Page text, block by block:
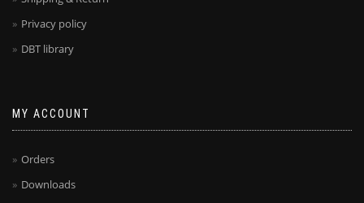
Privacy policy
DBT library
MY ACCOUNT
Orders
Downloads